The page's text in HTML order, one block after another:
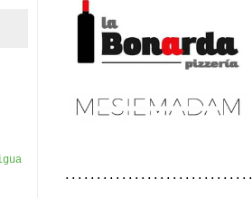
..............................